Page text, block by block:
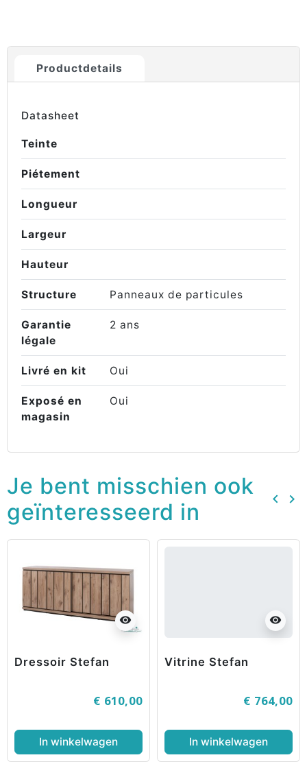
Productdetails
Datasheet
Teinte
Piétement
Longueur
Largeur
Hauteur
Structure Panneaux de particules
Garantie
légale
2 ans
Livré en kit Oui
Exposé en
magasin
Oui
Je bent misschien ook
geïnteresseerd in
keyboard_arrow_left keyboard_arrow_right
visibility
Dressoir Stefan
€ 610,00
In winkelwagen
visibility
Vitrine Stefan
€ 764,00
In winkelwagen